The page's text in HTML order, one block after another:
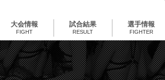
大会情報
FIGHT
試合結果
RESULT
選手情報
FIGHTER